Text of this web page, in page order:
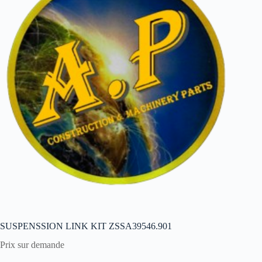
SUSPENSSION LINK KIT ZSSA39546.901
Prix sur demande